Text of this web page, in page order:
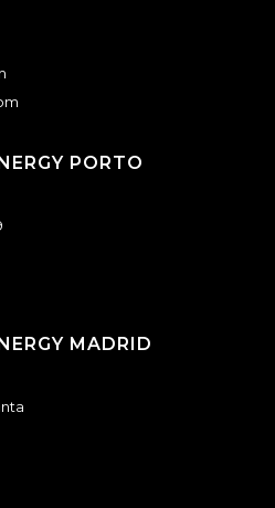
PORTO
MADRID